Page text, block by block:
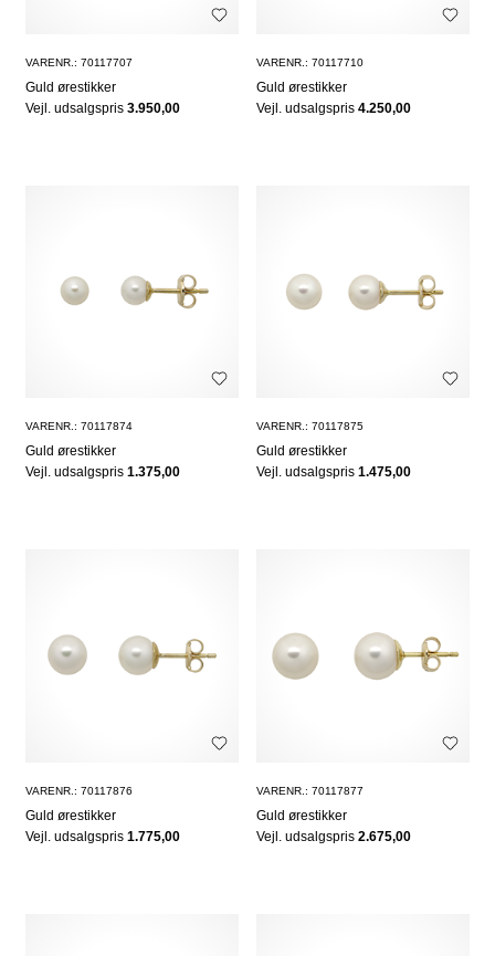
VARENR.: 70117707
Guld ørestikker
Vejl. udsalgspris 3.950,00
VARENR.: 70117710
Guld ørestikker
Vejl. udsalgspris4.250,00
VARENR.: 70117874
Guld ørestikker
Vejl. udsalgspris 1.375,00
VARENR.: 70117875
Guld ørestikker
Vejl. udsalgspris1.475,00
VARENR.: 70117876
Guld ørestikker
Vejl. udsalgspris 1.775,00
VARENR.: 70117877
Guld ørestikker
Vejl. udsalgspris2.675,00